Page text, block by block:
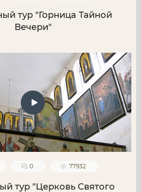
тур "Горница Тайной
Вечери"
0 77932
тур "Церковь Святого